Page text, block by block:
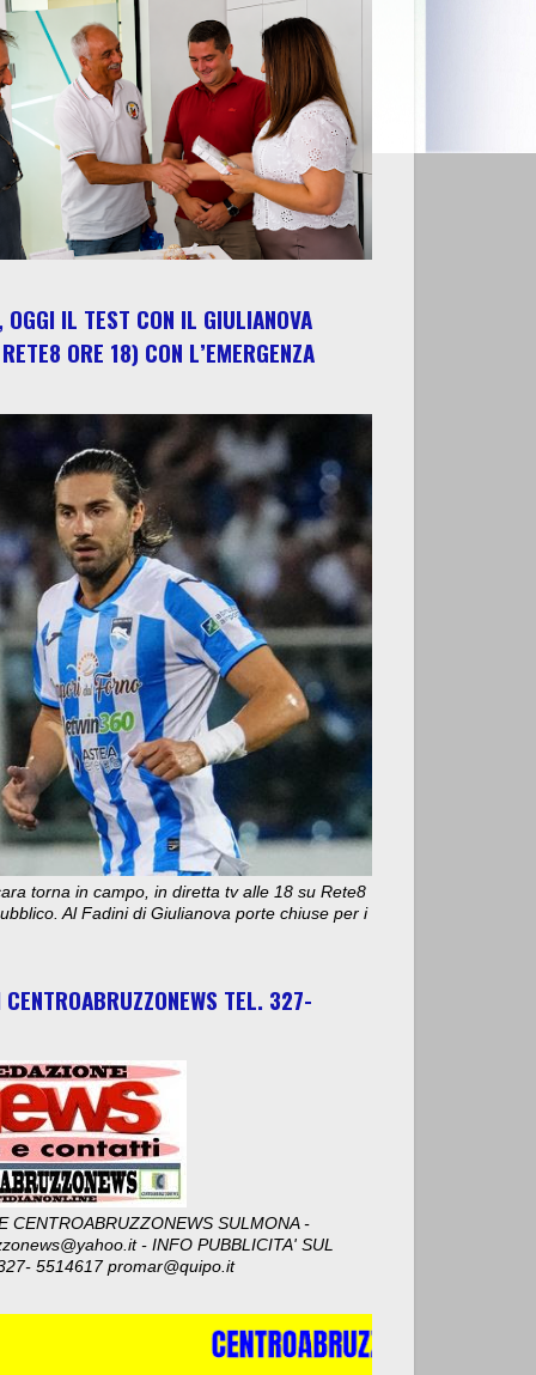
OGGI IL TEST CON IL GIULIANOVA
ORE 18) CON L’EMERGENZA
torna in campo, in diretta tv alle 18 su Rete8
Al Fadini di Giulianova porte chiuse per i
CENTROABRUZZONEWS TEL. 327-
CENTROABRUZZONEWS SULMONA -
- INFO PUBBLICITA' SUL
5514617 promar@quipo.it